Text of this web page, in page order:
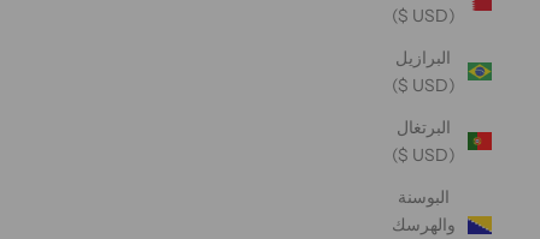
(USD $)
البرازيل
(USD $)
البرتغال
(USD $)
البوسنة
والهرسك